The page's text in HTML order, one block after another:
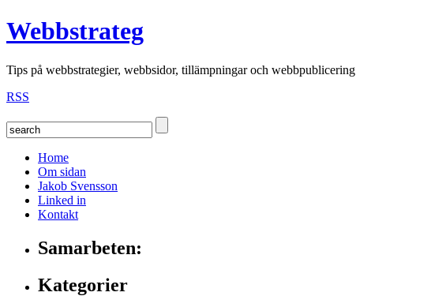
Webbstrateg
Tips på webbstrategier, webbsidor, tillämpningar och webbpublicering
RSS
Home
Om sidan
Jakob Svensson
Linked in
Kontakt
Samarbeten:
Kategorier